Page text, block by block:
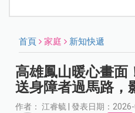
首頁 家庭 新知快遞
高雄鳳山暖心畫面
送身障者過馬路，
作者： 江睿毓 | 發表日期：